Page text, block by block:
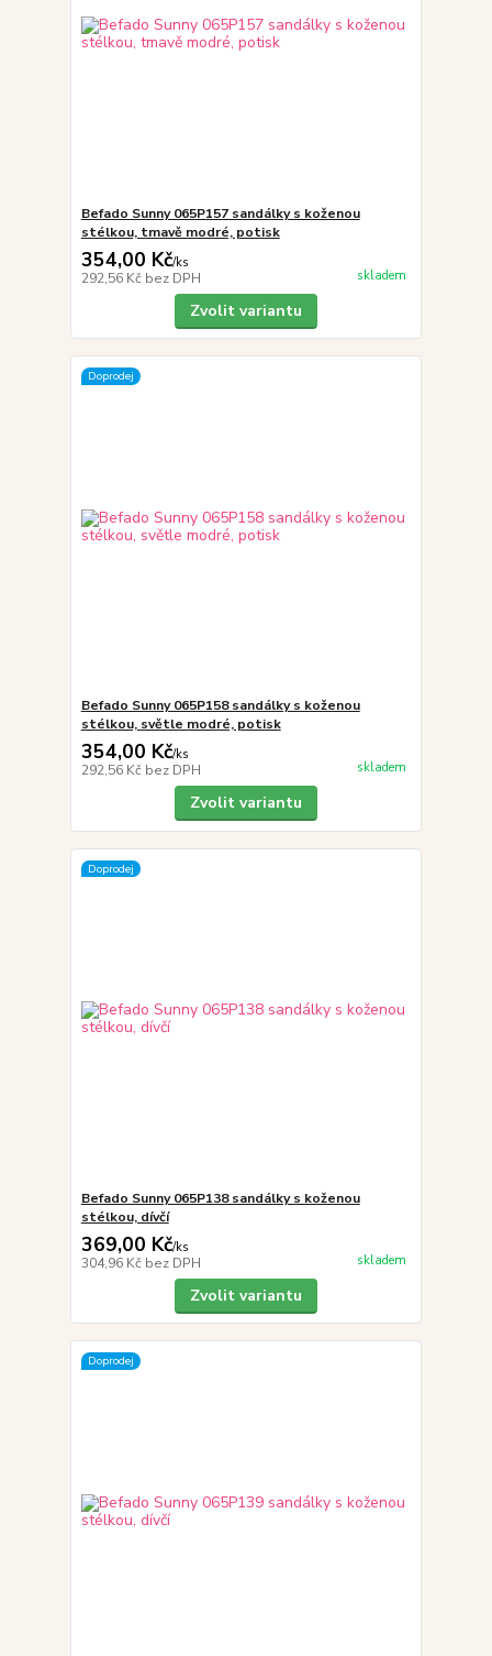
Befado Sunny 065P157 sandálky s koženou
stélkou, tmavě modré, potisk
354,00 Kč/ks
292,56 Kč bez DPH skladem
Zvolit variantu
Doprodej
Befado Sunny 065P158 sandálky s koženou
stélkou, světle modré, potisk
354,00 Kč/ks
292,56 Kč bez DPH skladem
Zvolit variantu
Doprodej
Befado Sunny 065P138 sandálky s koženou
stélkou, dívčí
369,00 Kč/ks
304,96 Kč bez DPH skladem
Zvolit variantu
Doprodej